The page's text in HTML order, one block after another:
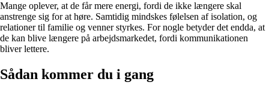
Mange oplever, at de får mere energi, fordi de ikke længere skal
anstrenge sig for at høre. Samtidig mindskes følelsen af isolation, og
relationer til familie og venner styrkes. For nogle betyder det endda, at
de kan blive længere på arbejdsmarkedet, fordi kommunikationen
bliver lettere.
Sådan kommer du i gang